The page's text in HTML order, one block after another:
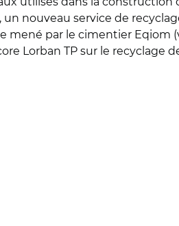
un nouveau service de
mené par le cimentier Eqiom
Lorban TP sur le recyclage